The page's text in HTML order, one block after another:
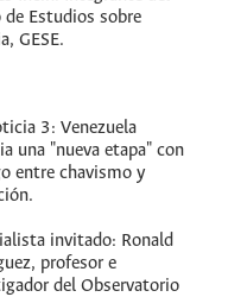
de Estudios sobre
GESE.
3: Venezuela
una "nueva etapa" con
entre chavismo y
invitado: Ronald
profesor e
del Observatorio